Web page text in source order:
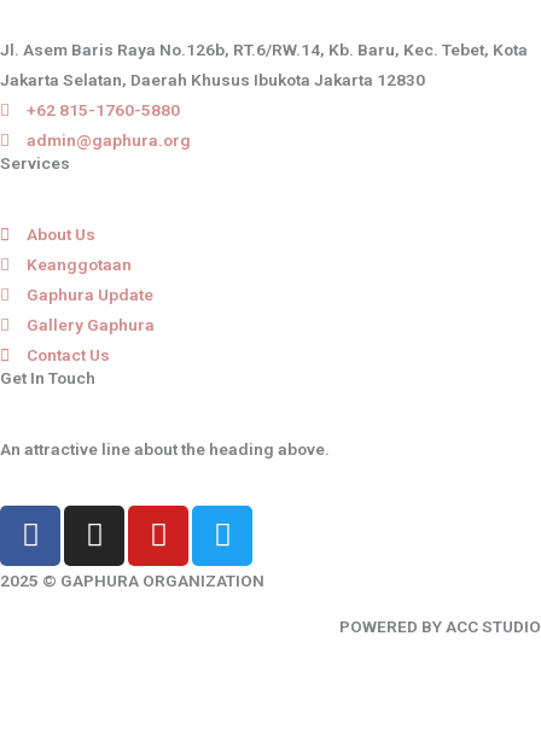
Jl. Asem Baris Raya No.126b, RT.6/RW.14, Kb. Baru, Kec. Tebet, Kota
Jakarta Selatan, Daerah Khusus Ibukota Jakarta 12830
+62 815-1760-5880
admin@gaphura.org
Services
About Us
Keanggotaan
Gaphura Update
Gallery Gaphura
Contact Us
Get In Touch
An attractive line about the heading above.
F
a
c
I
n
s
Y
o
u
T
w
i
2025 © GAPHURA ORGANIZATION
POWERED BY ACC STUDIO